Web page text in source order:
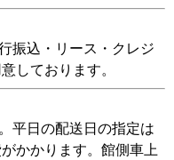
振込・リース・クレジ
しております。
平日の配送日の指定は
かかります。館側車上